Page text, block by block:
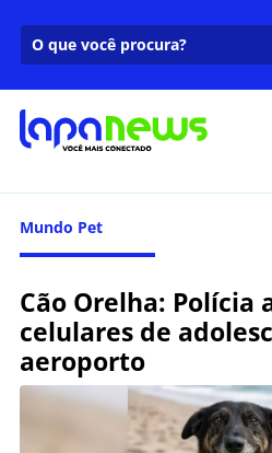
Mundo Pet
Cão Orelha: Polícia
celulares de
aeroporto